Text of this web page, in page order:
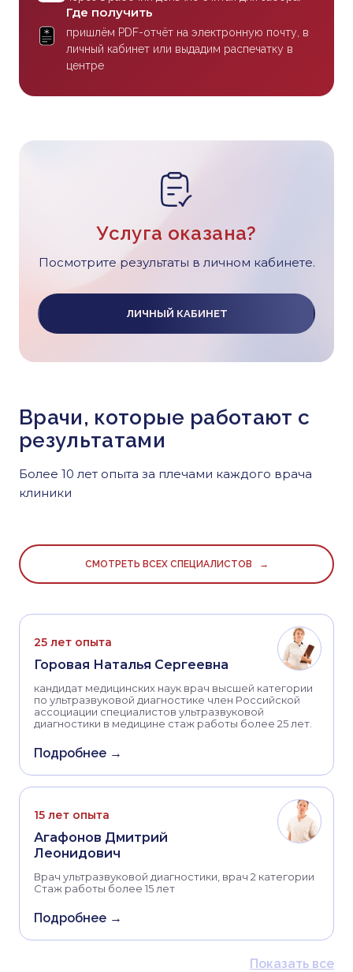
Где получить
пришлём PDF-отчёт на электронную почту, в
личный кабинет или выдадим распечатку в
центре
Услуга оказана?
Посмотрите результаты в личном кабинете.
ЛИЧНЫЙ КАБИНЕТ
Врачи, которые работают с
результатами
Более 10 лет опыта за плечами каждого врача
клиники
СМОТРЕТЬ ВСЕХ СПЕЦИАЛИСТОВ →
25 лет опыта
Горовая Наталья Сергеевна
кандидат медицинских наук врач высшей категории
по ультразвуковой диагностике член Российской
ассоциации специалистов ультразвуковой
диагностики в медицине стаж работы более 25 лет.
Подробнее →
15 лет опыта
Агафонов Дмитрий
Леонидович
Врач ультразвуковой диагностики, врач 2 категории
Стаж работы более 15 лет
Подробнее →
Показать все